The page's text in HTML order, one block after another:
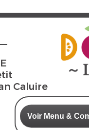
Caluire
Voir Menu &